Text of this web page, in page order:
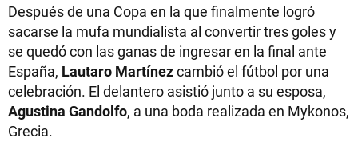
Después de una Copa en la que finalmente logró
sacarse la mufa mundialista al convertir tres goles y
se quedó con las ganas de ingresar en la final ante
España, Lautaro Martínezcambió el fútbol por una
celebración. El delantero asistió junto a su esposa,
Agustina Gandolfo, a una boda realizada en Mykonos,
Grecia.